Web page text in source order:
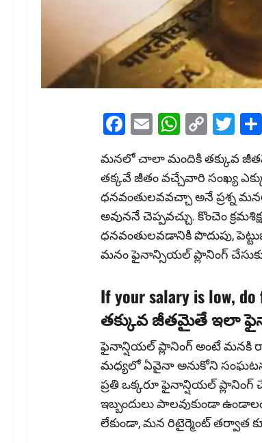
Facebook
EmailCopy
మ‌న‌లో చాలా మందికి త‌క్కువ జీతమే
త‌క్క‌వే జీతం వ‌చ్చేవారి సంఖ్య
ధ‌న‌వంతుల‌వ‌వ‌చ్చా అనే ప్ర‌శ్న
అవున‌నే చెప్ప‌వ‌చ్చు. కొంచెం
ధ‌న‌వంతుల‌వ‌డానికి పొదుపు,
మ‌నం ఫైనాన్సియ‌ల్ ప్లానింగ్
If your salary is low,
తక్కువ జీతమైతే ఇలా
ఫైనాన్షియల్ ప్లానింగ్ అంటే మనకి
మధ్యలో ఏవైనా అనుకోని
ప్రతి ఒక్కరూ ఫైనాన్షియల్
ఇబ్బందులు పాలవుకుండా
లేకుండా, మన రిటైర్మెంట్